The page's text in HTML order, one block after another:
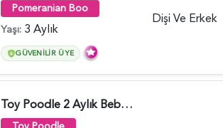
Pomeranian Boo
Yaşı: 3 Aylık
GÜVENILIR ÜYE
Dişi Ve Erkek
Toy Poodle 2 Aylık Bebeğimiz - 6176